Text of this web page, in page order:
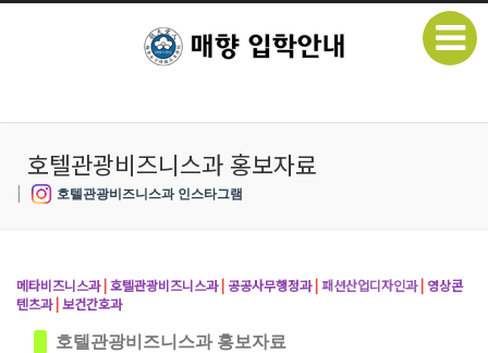
호텔관광비즈니스과 홍보자료
| 호텔관광비즈니스과 인스타그램
메타비즈니스과 |호텔관광비즈니스과 | 공공사무행정과 | 패션산업디자인과 | 영상콘
텐츠과 |보건간호과
호텔관광비즈니스과 홍보자료
Sketchbook5, 스케치북5
Sketchbook5, 스케치북5